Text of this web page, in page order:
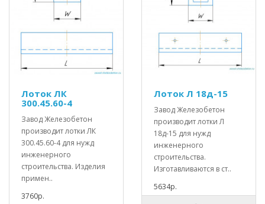
Лоток ЛК
300.45.60-4
Завод Железобетон
производит лотки ЛК
300.45.60-4 для нужд
инженерного
строительства. Изделия
примен..
3760р.
Лоток Л 18д-15
Завод Железобетон
производит лотки Л
18д-15 для нужд
инженерного
строительства.
Изготавливаются в ст..
5634р.